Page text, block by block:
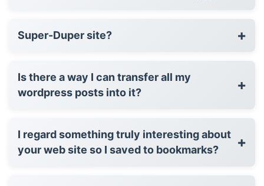
Super-Duper site? +
Is there a way I can transfer all my
wordpress posts into it?
+
I regard something truly interesting about
your web site so I saved to bookmarks?
+